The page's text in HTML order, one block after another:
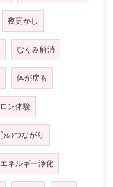
夜更かし
むくみ解消
体が戻る
ン体験
のつながり
エネルギー浄化